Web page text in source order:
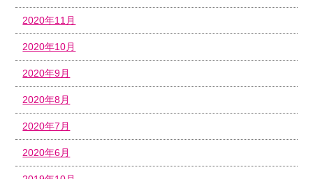
2020年11月
2020年10月
2020年9月
2020年8月
2020年7月
2020年6月